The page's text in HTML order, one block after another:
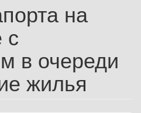
на
с
в очереди
жилья